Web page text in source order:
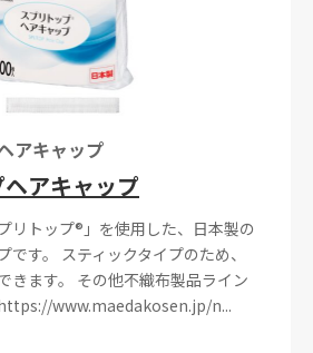
アキャップ
アキャップ
リトップ®」を使用した、日本製の
です。 スティックタイプのため、
きます。 その他不織布製品ライン
www.maedakosen.jp/n...